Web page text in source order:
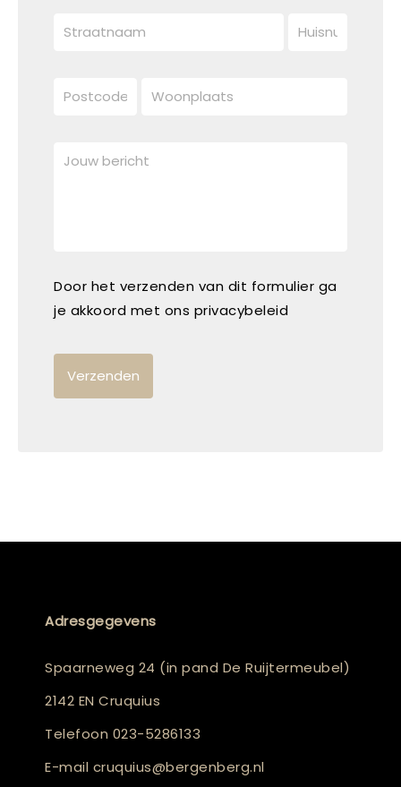
Door het verzenden van dit formulier ga
je akkoord met ons privacybeleid
Adresgegevens
Spaarneweg 24 (in pand De Ruijtermeubel)
2142 EN Cruquius
Telefoon 023-5286133
E-mail cruquius@bergenberg.nl